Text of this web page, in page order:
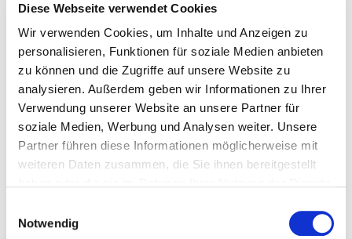
Diese Webseite verwendet Cookies
Wir verwenden Cookies, um Inhalte und Anzeigen zu
personalisieren, Funktionen für soziale Medien anbieten
zu können und die Zugriffe auf unsere Website zu
analysieren. Außerdem geben wir Informationen zu Ihrer
Verwendung unserer Website an unsere Partner für
soziale Medien, Werbung und Analysen weiter. Unsere
Partner führen diese Informationen möglicherweise mit
weiteren Daten zusammen, die Sie ihnen bereitgestellt
Notwendig
Schraubstock 150 mm. drehbar - Drehteller - mit...
Schraubstocke
€ 74,95